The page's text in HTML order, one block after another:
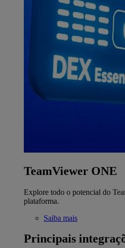
TeamViewer ONE
Explore todo o potencial do
plataforma.
Saiba mais
Principais